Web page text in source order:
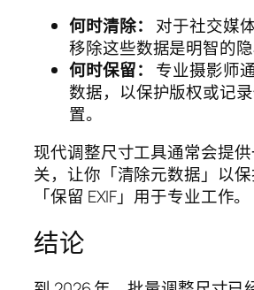
何时清除：
对于社交媒
移除这些数据是明智的隐
何时保留：
专业摄影师
数据，以保护版权或记
置。
现代调整尺寸工具通常会提
关，让你「清除元数据」以
「保留 EXIF」用于专业工作。
结论